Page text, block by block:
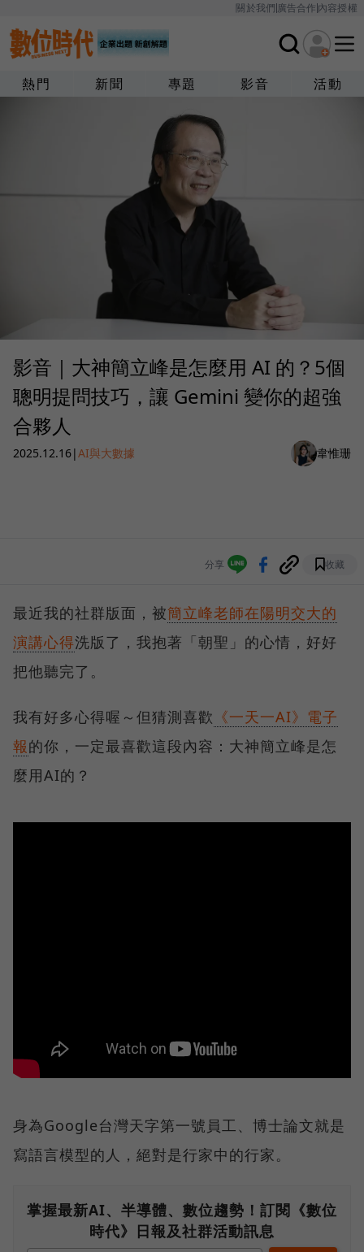
關於我們廣告合作內容授權
熱門 新聞 專題 影音 活動
影音｜大神簡立峰是怎麼用 AI 的？5個
聰明提問技巧，讓 Gemini 變你的超強
合夥人
2025.12.16|AI與大數據 韋惟珊
分享 收藏
最近我的社群版面，被簡立峰老師在陽明交大的
演講心得洗版了，我抱著「朝聖」的心情，好好
把他聽完了。
我有好多心得喔～但猜測喜歡 《一天一AI》電子
報的你，一定最喜歡這段內容：大神簡立峰是怎
麼用AI的？
身為Google台灣天字第一號員工、博士論文就是
寫語言模型的人，絕對是行家中的行家。
掌握最新AI、半導體、數位趨勢！訂閱《數位
時代》日報及社群活動訊息